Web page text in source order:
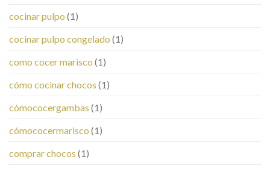
cocinar pulpo (1)
cocinar pulpo congelado (1)
como cocer marisco (1)
cómo cocinar chocos (1)
cómococergambas (1)
cómococermarisco (1)
comprar chocos (1)